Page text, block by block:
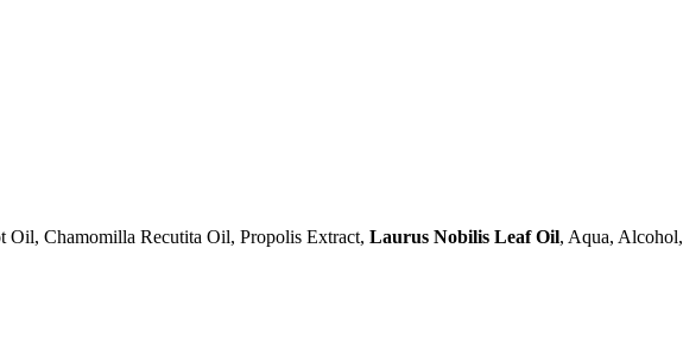
Chamomilla Recutita Oil, Propolis Extract, Laurus Nobilis Leaf Oil, Aqua, Alcohol,